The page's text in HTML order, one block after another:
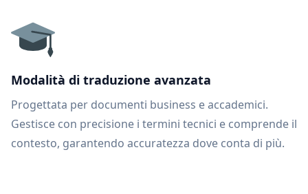
Modalità di traduzione avanzata
Progettata per documenti business e accademici.
Gestisce con precisione i termini tecnici e comprende il
contesto, garantendo accuratezza dove conta di più.